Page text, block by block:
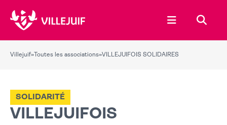
Ouvrir le
Villejuif» Toutes les associations»VILLEJUIFOIS SOLIDAIRES
VILLEJUIFOIS
SOLIDARITÉ